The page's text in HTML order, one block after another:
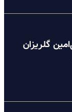
گلریزان